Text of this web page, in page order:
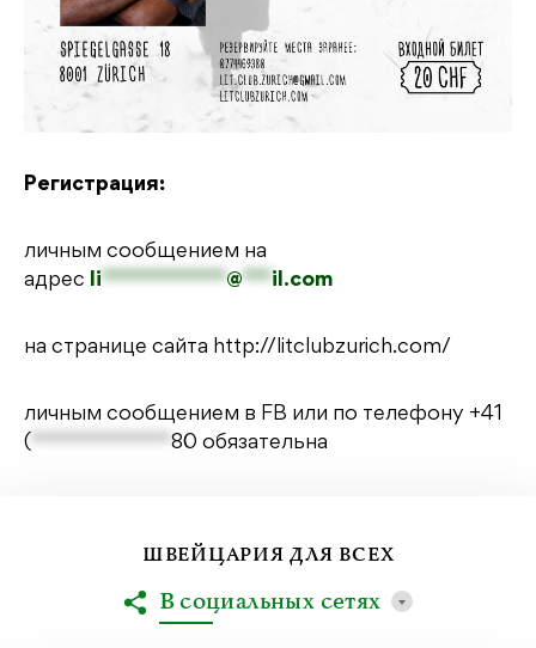
Регистрация:
личным сообщением на
адрес
li*************@***il.com
на странице сайта http://litclubzurich.com/
личным сообщением в FB или по телефону +41
( *************80 обязательна
ШВЕЙЦАРИЯ ДЛЯ ВСЕХ
В социальных сетях